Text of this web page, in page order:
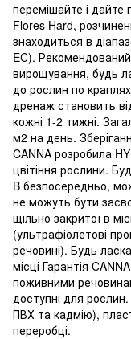
перемішайте і дайте
Flores Hard,
знаходиться в
EC).
вирощування, будь
до рослин по
дренаж становить
кожні 1-2 тижні.
м2 на день.
CANNA розробила
цвітіння рослини.
B безпосередньо,
не можуть бути
щільно закритої в
(ультрафіолетові
речовині). Будь
місці Гарантія
поживними
доступні для
ПВХ та кадмію),
переробці.